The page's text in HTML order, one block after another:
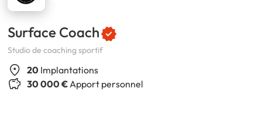
Surface Coach
Studio de coaching sportif
20 Implantations
30 000 € Apport personnel